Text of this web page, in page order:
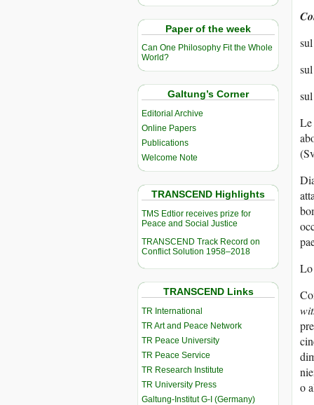
Paper of the week
Can One Philosophy Fit the Whole
World?
Galtung’s Corner
Editorial Archive
Online Papers
Publications
Welcome Note
TRANSCEND Highlights
TMS Edtior receives prize for
Peace and Social Justice
TRANSCEND Track Record on
Conflict Solution 1958–2018
TRANSCEND Links
TR International
TR Art and Peace Network
TR Peace University
TR Peace Service
TR Research Institute
TR University Press
Galtung-Institut G-I (Germany)
Le
Lo
o